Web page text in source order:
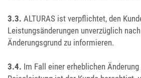
3.3. ALTURAS ist verpflichtet, den
Leistungsänderungen unverzüglich
Änderungsgrund zu informieren.
3.4. Im Fall einer erheblichen